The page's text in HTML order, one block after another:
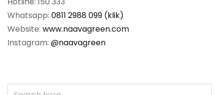
Whatsapp: 0811 2988 099 (klik)
Website: www.naavagreen.com
Instagram: @naavagreen